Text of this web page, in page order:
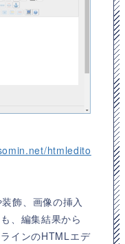
htmledito
飾、画像の挿入
、編集結果から
インのHTMLエデ